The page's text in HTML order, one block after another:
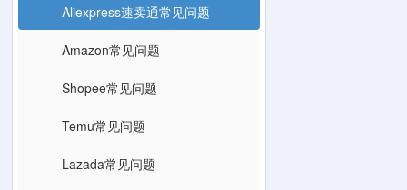
Aliexpress速卖通常见问题
Amazon常见问题
Shopee常见问题
Temu常见问题
Lazada常见问题